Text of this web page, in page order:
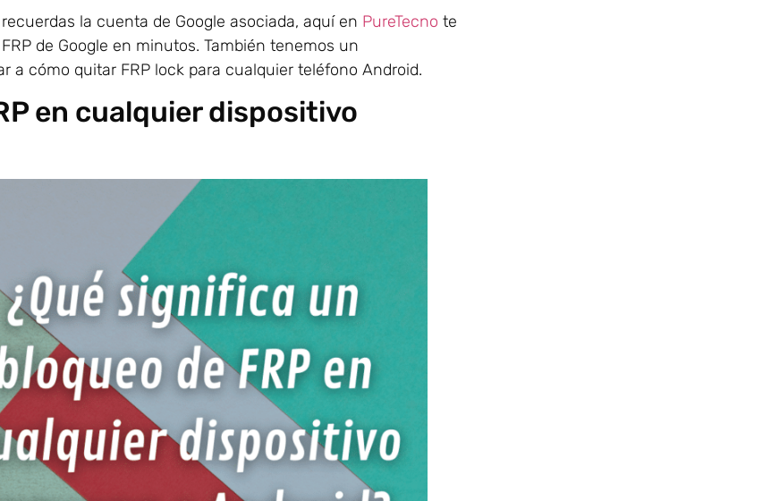
la cuenta de Google asociada, aquí en PureTecno te
de Google en minutos. También tenemos un
cómo quitar FRP lock para cualquier teléfono Android.
en cualquier dispositivo